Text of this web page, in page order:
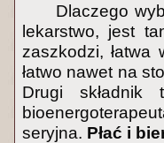
Dlaczego
lekarstwo, jest
zaszkodzi,
łatwo nawet na
Drugi
seryjna. Płać i